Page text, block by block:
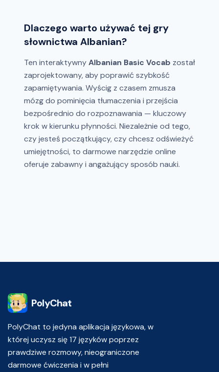
Dlaczego warto używać tej gry
słownictwa Albanian?
Ten interaktywnyAlbanian Basic Vocab został
zaprojektowany, aby poprawić szybkość
zapamiętywania. Wyścig z czasem zmusza
mózg do pominięcia tłumaczenia i przejścia
bezpośrednio do rozpoznawania — kluczowy
krok w kierunku płynności. Niezależnie od tego,
czy jesteś początkujący, czy chcesz odświeżyć
umiejętności, to darmowe narzędzie online
oferuje zabawny i angażujący sposób nauki.
PolyChat
PolyChat to jedyna aplikacja językowa, w
której uczysz się 17 języków poprzez
prawdziwe rozmowy, nieograniczone
darmowe ćwiczenia i w pełni